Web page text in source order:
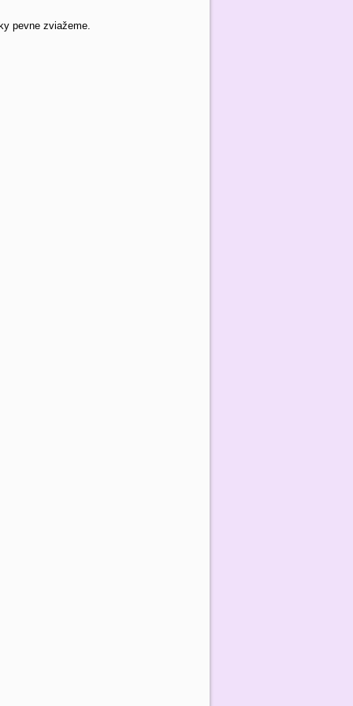
pevne zviažeme.